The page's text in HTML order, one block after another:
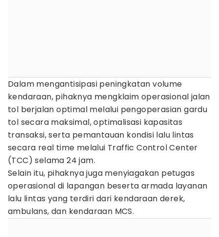
Dalam mengantisipasi peningkatan volume
kendaraan, pihaknya mengklaim operasional jalan
tol berjalan optimal melalui pengoperasian gardu
tol secara maksimal, optimalisasi kapasitas
transaksi, serta pemantauan kondisi lalu lintas
secara real time melalui Traffic Control Center
(TCC) selama 24 jam.
Selain itu, pihaknya juga menyiagakan petugas
operasional di lapangan beserta armada layanan
lalu lintas yang terdiri dari kendaraan derek,
ambulans, dan kendaraan MCS.